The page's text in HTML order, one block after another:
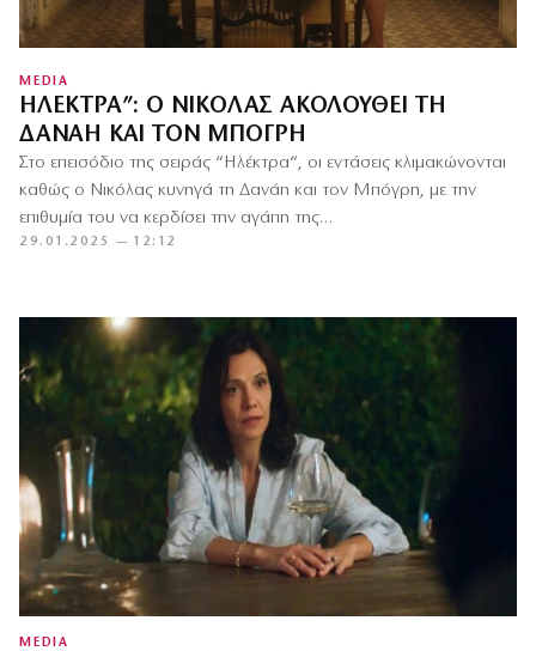
MEDIA
ΗΛΈΚΤΡΑ”: Ο ΝΙΚΌΛΑΣ ΑΚΟΛΟΥΘΕΊ ΤΗ
ΔΑΝΆΗ ΚΑΙ ΤΟΝ ΜΠΌΓΡΗ
Στο επεισόδιο της σειράς “Ηλέκτρα“, οι εντάσεις κλιμακώνονται
καθώς ο Νικόλας κυνηγά τη Δανάη και τον Μπόγρη, με την
επιθυμία του να κερδίσει την αγάπη της…
29.01.2025 — 12:12
MEDIA